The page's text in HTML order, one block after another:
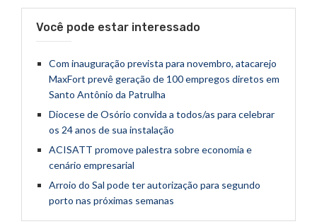
Você pode estar interessado
Com inauguração prevista para novembro, atacarejo
MaxFort prevê geração de 100 empregos diretos em
Santo Antônio da Patrulha
Diocese de Osório convida a todos/as para celebrar
os 24 anos de sua instalação
ACISATT promove palestra sobre economia e
cenário empresarial
Arroio do Sal pode ter autorização para segundo
porto nas próximas semanas